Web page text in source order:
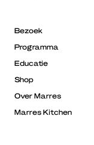
Bezoek
Programma
Educatie
Shop
Over Marres
Marres Kitchen